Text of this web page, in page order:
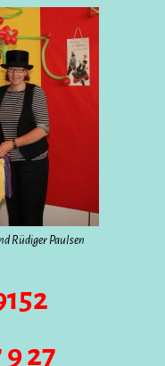
Rüdiger Paulsen
9 27